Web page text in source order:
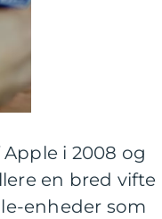
i 2008 og
en bred vifte
enheder som